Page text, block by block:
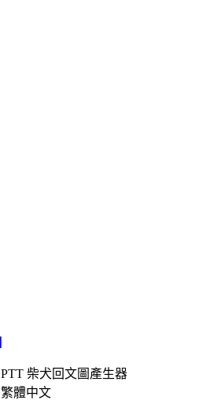
PTT 柴犬回文圖產生器
繁體中文